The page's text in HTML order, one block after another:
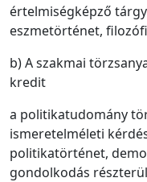
értelmiségképző
eszmetörténet,
b) A szakmai
kredit
a politikatudomány
ismeretelméleti
politikatörténet,
gondolkodás